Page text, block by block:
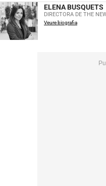
ELENA BUSQUETS
DIRECTORA DE THE
Veure biografia